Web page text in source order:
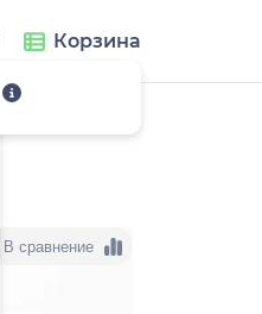
Корзина
В сравнение